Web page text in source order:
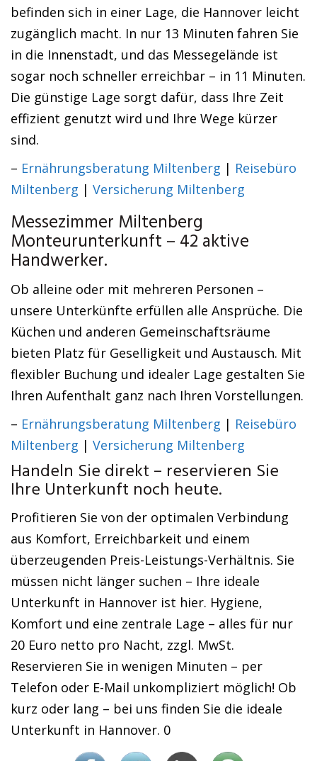
befinden sich in einer Lage, die Hannover leicht
zugänglich macht. In nur 13 Minuten fahren Sie
in die Innenstadt, und das Messegelände ist
sogar noch schneller erreichbar – in 11 Minuten.
Die günstige Lage sorgt dafür, dass Ihre Zeit
effizient genutzt wird und Ihre Wege kürzer
sind.
– Ernährungsberatung Miltenberg | Reisebüro
Miltenberg | Versicherung Miltenberg
Messezimmer Miltenberg
Monteurunterkunft – 42 aktive
Handwerker.
Ob alleine oder mit mehreren Personen –
unsere Unterkünfte erfüllen alle Ansprüche. Die
Küchen und anderen Gemeinschaftsräume
bieten Platz für Geselligkeit und Austausch. Mit
flexibler Buchung und idealer Lage gestalten Sie
Ihren Aufenthalt ganz nach Ihren Vorstellungen.
– Ernährungsberatung Miltenberg | Reisebüro
Miltenberg | Versicherung Miltenberg
Handeln Sie direkt – reservieren Sie
Ihre Unterkunft noch heute.
Profitieren Sie von der optimalen Verbindung
aus Komfort, Erreichbarkeit und einem
überzeugenden Preis-Leistungs-Verhältnis. Sie
müssen nicht länger suchen – Ihre ideale
Unterkunft in Hannover ist hier. Hygiene,
Komfort und eine zentrale Lage – alles für nur
20 Euro netto pro Nacht, zzgl. MwSt.
Reservieren Sie in wenigen Minuten – per
Telefon oder E-Mail unkompliziert möglich! Ob
kurz oder lang – bei uns finden Sie die ideale
Unterkunft in Hannover. 0